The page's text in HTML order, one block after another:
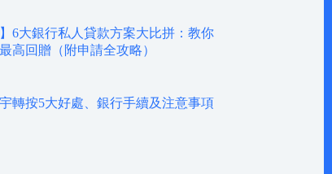
】6大銀行私人貸款方案大比拼：教你
高回贈（附申請全攻略）
轉按5大好處、銀行手續及注意事項